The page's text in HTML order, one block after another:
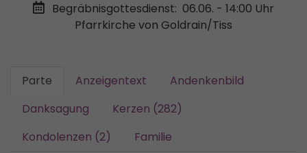
Begräbnisgottesdienst: 06.06. - 14:00 Uhr
Pfarrkirche von Goldrain/Tiss
Parte Anzeigentext
Andenkenbild
Danksagung
Kerzen (282)
Kondolenzen (2)
Familie